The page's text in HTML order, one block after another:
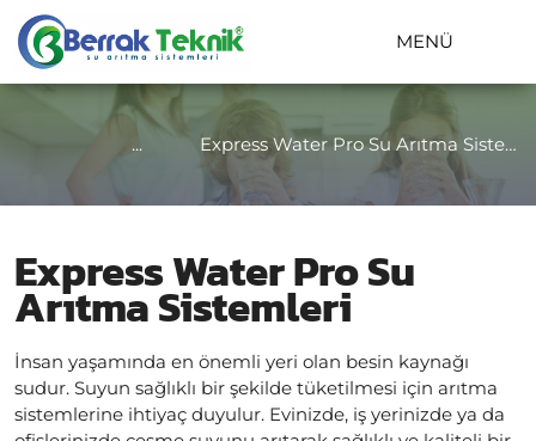
MENÜ
... Express Water Pro Su Arıtma Sistemleri
Express Water Pro Su
Arıtma Sistemleri
İnsan yaşamında en önemli yeri olan besin kaynağı
sudur. Suyun sağlıklı bir şekilde tüketilmesi için arıtma
sistemlerine ihtiyaç duyulur. Evinizde, iş yerinizde ya da